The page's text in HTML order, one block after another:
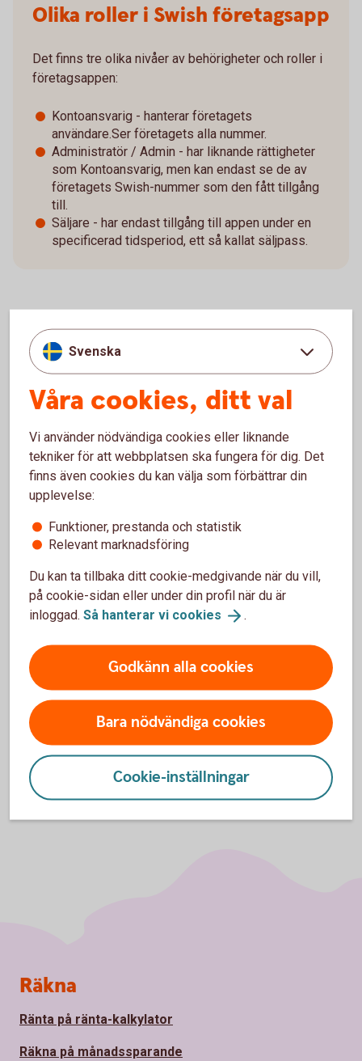
Olika roller i Swish företagsapp
Det finns tre olika nivåer av behörigheter och roller i
företagsappen:
Kontoansvarig - hanterar företagets
användare.Ser företagets alla nummer.
Administratör / Admin - har liknande rättigheter
som Kontoansvarig, men kan endast se de av
företagets Swish-nummer som den fått tillgång
till.
Säljare - har endast tillgång till appen under en
specificerad tidsperiod, ett så kallat säljpass.
Det kan ni göra med Swish
företagsapp
Se inkommande betalningar
Mer information om Swish
företagsapp
Skaffa Swish företagsapp och läs mer om
Tjänsten Swish Handel - läs mer om och beställ
tjänsten
Svenska
Våra cookies, ditt val
Vi använder nödvändiga cookies eller liknande
tekniker för att webbplatsen ska fungera för dig. Det
finns även cookies du kan välja som förbättrar din
upplevelse:
Funktioner, prestanda och statistik
Relevant marknadsföring
Du kan ta tillbaka ditt cookie-medgivande när du vill,
på cookie-sidan eller under din profil när du är
inloggad. Så hanterar vi cookies .
Godkänn alla cookies
Bara nödvändiga cookies
Cookie-inställningar
Sidfot
Räkna
Ränta på ränta-kalkylator
Räkna på månadssparande